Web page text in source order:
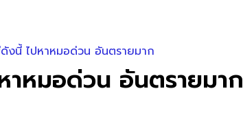
งนี้ ไปหาหมอด่วน อันตรายมาก
าหมอด่วน อันตรายมาก